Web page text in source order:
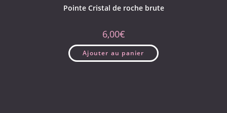
Pointe Cristal de roche brute
6,00€
Ajouter au panier